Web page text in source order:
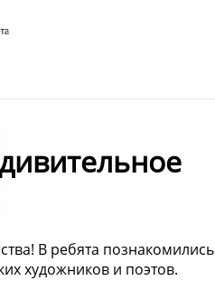
В ребята познакомились
художников и поэтов.